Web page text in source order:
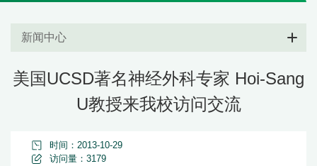
新闻中心
美国UCSD著名神经外科专家 Hoi-Sang
U教授来我校访问交流
时间：2013-10-29
访问量： 3179